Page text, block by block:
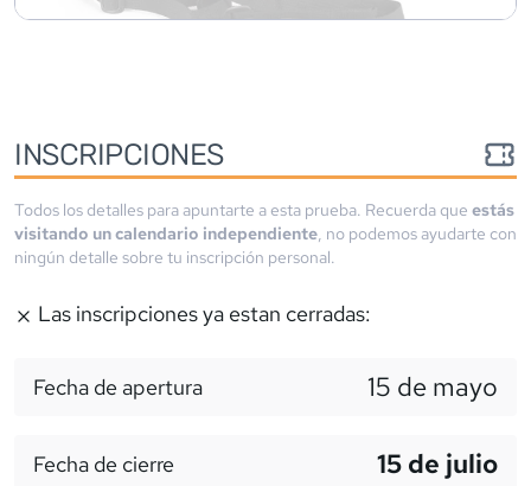
INSCRIPCIONES
Todos los detalles para apuntarte a esta prueba. Recuerda que estás
visitando un calendario independiente, no podemos ayudarte con
ningún detalle sobre tu inscripción personal.
Las inscripciones ya estan cerradas:
Fecha de apertura 15 de mayo
Fecha de cierre 15 de julio